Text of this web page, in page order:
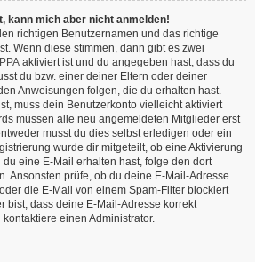
kann mich aber nicht anmelden!
richtigen Benutzernamen und das richtige
Wenn diese stimmen, dann gibt es zwei
aktiviert ist und du angegeben hast, dass du
du bzw. einer deiner Eltern oder deiner
Anweisungen folgen, die du erhalten hast.
muss dein Benutzerkonto vielleicht aktiviert
müssen alle neu angemeldeten Mitglieder erst
musst du dies selbst erledigen oder ein
wurde dir mitgeteilt, ob eine Aktivierung
eine E-Mail erhalten hast, folge den dort
Ansonsten prüfe, ob du deine E-Mail-Adresse
die E-Mail von einem Spam-Filter blockiert
bist, dass deine E-Mail-Adresse korrekt
einen Administrator.